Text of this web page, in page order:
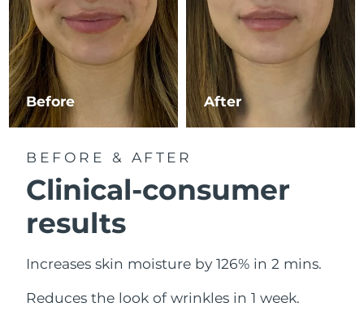
Before After
BEFORE & AFTER
Clinical-consumer
results
Increases skin moisture by 126% in 2 mins.
Reduces the look of wrinkles in 1 week.
关于我们
拉脱维亚 预计送达日期 8/9/26
黎巴嫩 预计送达日期 8/10/26
立陶宛 预计送达日期 8/9/26